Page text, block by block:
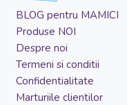
BLOG pentru MAMICI
Produse NOI
Despre noi
Termeni si conditii
Confidentialitate
Marturiile clientilor